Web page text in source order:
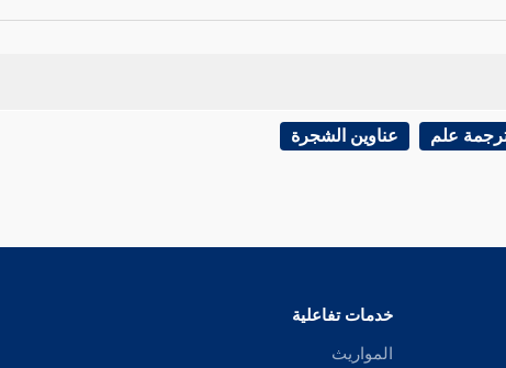
علم عناوين الشجرة
خدمات تفاعلية
المواريث